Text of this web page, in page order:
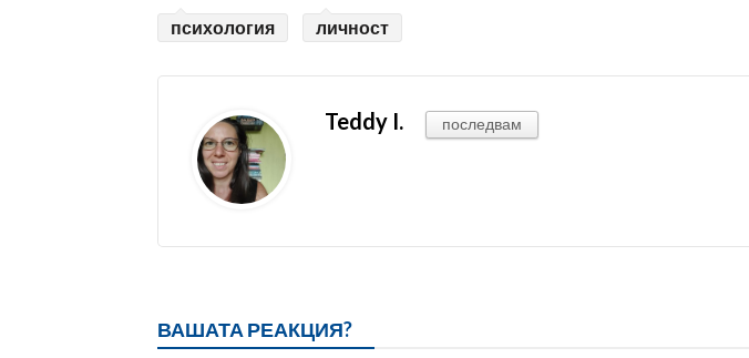
психология личност
Teddy I. последвам
ВАШАТА РЕАКЦИЯ?